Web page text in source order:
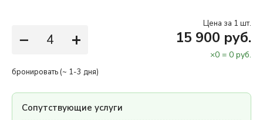
− +
Цена за 1 шт.
15 900 руб.
×0 = 0 руб.
бронировать (~ 1-3 дня)
Сопутствующие услуги